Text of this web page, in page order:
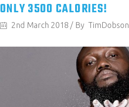
ONLY 3500 CALORIES!
2nd March 2018 By TimDobson